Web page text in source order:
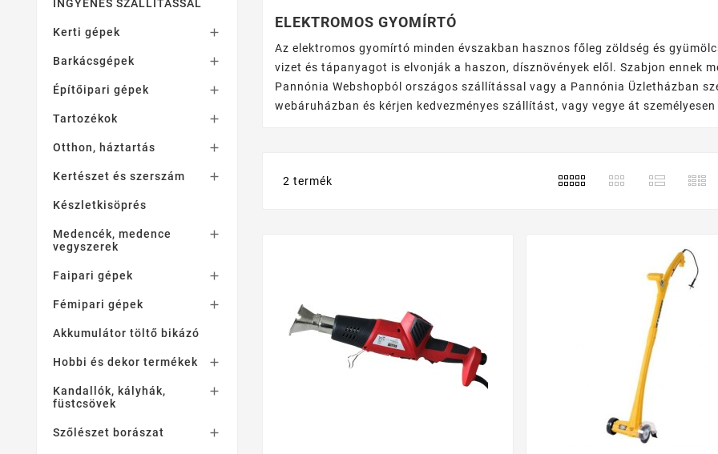
INGYENES SZÁLLÍTÁSSAL
Kerti gépek 
Barkácsgépek 
Építőipari gépek 
Tartozékok 
Otthon, háztartás 
Kertészet és szerszám 
Készletkisöprés
Medencék, medence
vegyszerek

Faipari gépek 
Fémipari gépek 
Akkumulátor töltő bikázó
Hobbi és dekor termékek 
Kandallók, kályhák,
füstcsövek

Szőlészet borászat 
ELEKTROMOS GYOMÍRTÓ
Az elektromos gyomírtó minden évszakban hasznos főleg zöldség és
vizet és tápanyagot is elvonják a haszon, dísznövények elől. Szabjon ennek
Pannónia Webshopból országos szállítással vagy a Pannónia Üzletházban
webáruházban és kérjen kedvezményes szállítást, vagy vegye át
2 termék